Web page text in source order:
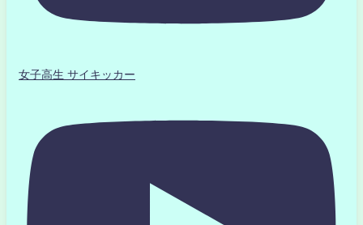
女子高生 サイキッカー